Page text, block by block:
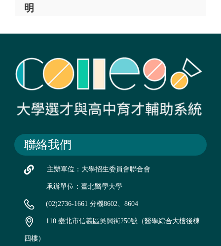
明
聯絡我們
主辦單位：大學招生委員會聯合會
承辦單位：臺北醫學大學
(02)2736-1661 分機8602、8604
110 臺北市信義區吳興街250號（醫學綜合大樓後棟
四樓）